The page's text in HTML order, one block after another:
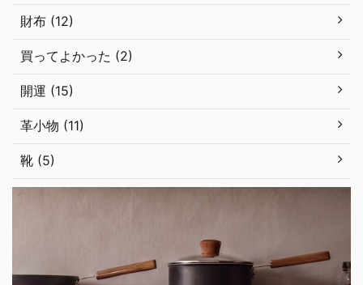
財布 (12)
買ってよかった (2)
開運 (15)
革小物 (11)
靴 (5)